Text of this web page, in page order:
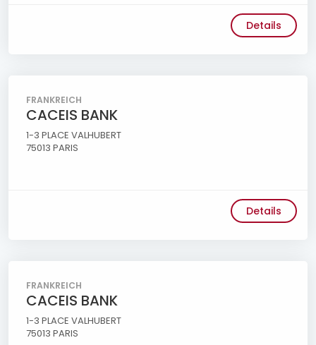
Details
FRANKREICH
CACEIS BANK
1-3 PLACE VALHUBERT
75013 PARIS
Details
FRANKREICH
CACEIS BANK
1-3 PLACE VALHUBERT
75013 PARIS